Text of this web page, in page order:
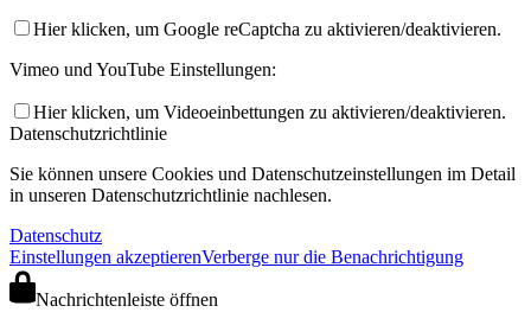
Hier klicken, um Google reCaptcha zu aktivieren/deaktivieren.
Vimeo und YouTube Einstellungen:
Hier klicken, um Videoeinbettungen zu aktivieren/deaktivieren.
Datenschutzrichtlinie
Sie können unsere Cookies und Datenschutzeinstellungen im Detail
in unseren Datenschutzrichtlinie nachlesen.
Datenschutz
Einstellungen akzeptierenVerberge nur die Benachrichtigung
Nachrichtenleiste öffnen